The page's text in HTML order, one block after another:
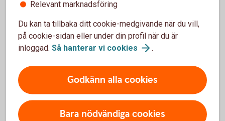
Utdelning bestäms på den årliga bolagsstämman och
först när depåbeviset säljs och påverkas även av
valutakursen. En värdestegring kan minska eller till och med
bli negativ om valutakursen har gått ned kraftigt sedan
depåbeviset köptes.
För- och nackdelar med depåbevis
Relevant marknadsföring
Du kan ta tillbaka ditt cookie-medgivande när du vill,
på cookie-sidan eller under din profil när du är
inloggad. Så hanterar vi cookies .
Godkänn alla cookies
Bara nödvändiga cookies